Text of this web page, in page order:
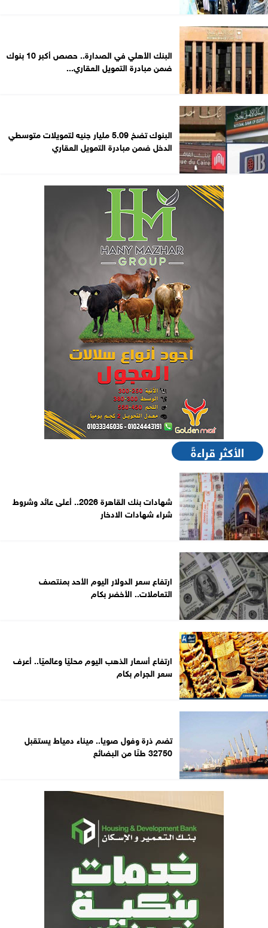
البنك الأهلي في الصدارة.. حصص أكبر 10 بنوك
ضمن مبادرة التمويل العقاري...
البنوك تضخ 5.09 مليار جنيه لتمويلات متوسطي
الدخل ضمن مبادرة التمويل العقاري
الأكثر قراءةً
شهادات بنك القاهرة 2026.. أعلى عائد وشروط
شراء شهادات الادخار
ارتفاع سعر الدولار اليوم الأحد بمنتصف
التعاملات.. الأخضر بكام
ارتفاع أسعار الذهب اليوم محليًا وعالميًا.. أعرف
سعر الجرام بكام
تضم ذرة وفول صويا.. ميناء دمياط يستقبل
32750 طنًا من البضائع